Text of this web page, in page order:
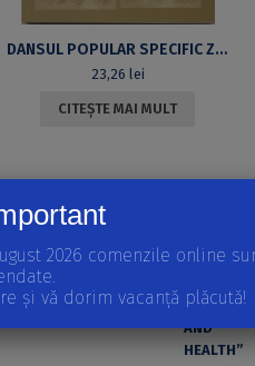
DANSUL POPULAR SPECIFIC ZONELOR ETNOGRAFICE. ÎNDRUMAR METODIC
23,26 lei
CITEȘTE MAI MULT
2026
2026 comenzile online
și vă dorim vacanță plăcută!